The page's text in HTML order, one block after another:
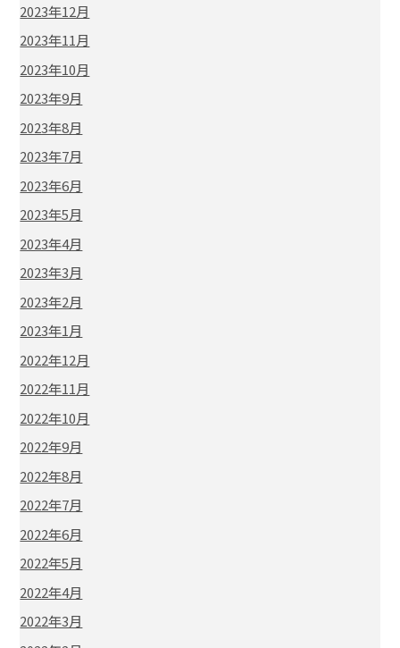
2023年12月
2023年11月
2023年10月
2023年9月
2023年8月
2023年7月
2023年6月
2023年5月
2023年4月
2023年3月
2023年2月
2023年1月
2022年12月
2022年11月
2022年10月
2022年9月
2022年8月
2022年7月
2022年6月
2022年5月
2022年4月
2022年3月